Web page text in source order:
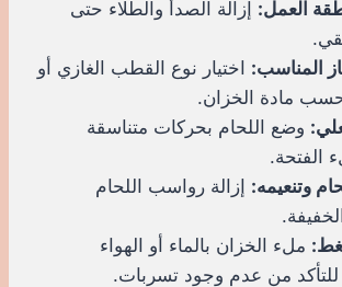
العمل: إزالة الصدأ والطلاء حتى
المناسب: اختيار نوع القطب الغازي أو
حسب مادة الخزان.
وضع اللحام بحركات متناسقة
الفتحة.
وتنعيمه: إزالة رواسب اللحام
ملء الخزان بالماء أو الهواء
من عدم وجود تسربات.